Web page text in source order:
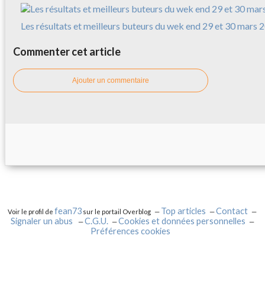
Les résultats et meilleurs buteurs du wek end 29 et 30 mars
Commenter cet article
Ajouter un commentaire
Voir le profil defean73 sur le portail Overblog Top articles
Contact
Signaler un abus
C.G.U.
Cookies et données personnelles
Préférences cookies